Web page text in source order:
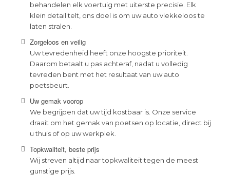
behandelen elk voertuig met uiterste precisie. Elk
klein detail telt, ons doel is om uw auto vlekkeloos te
laten stralen.
Zorgeloos en veilig
Uw tevredenheid heeft onze hoogste prioriteit.
Daarom betaalt u pas achteraf, nadat u volledig
tevreden bent met het resultaat van uw auto
poetsbeurt.
Uw gemak voorop
We begrijpen dat uw tijd kostbaar is. Onze service
draait om het gemak van poetsen op locatie, direct bij
u thuis of op uw werkplek.
Topkwaliteit, beste prijs
Wij streven altijd naar topkwaliteit tegen de meest
gunstige prijs.